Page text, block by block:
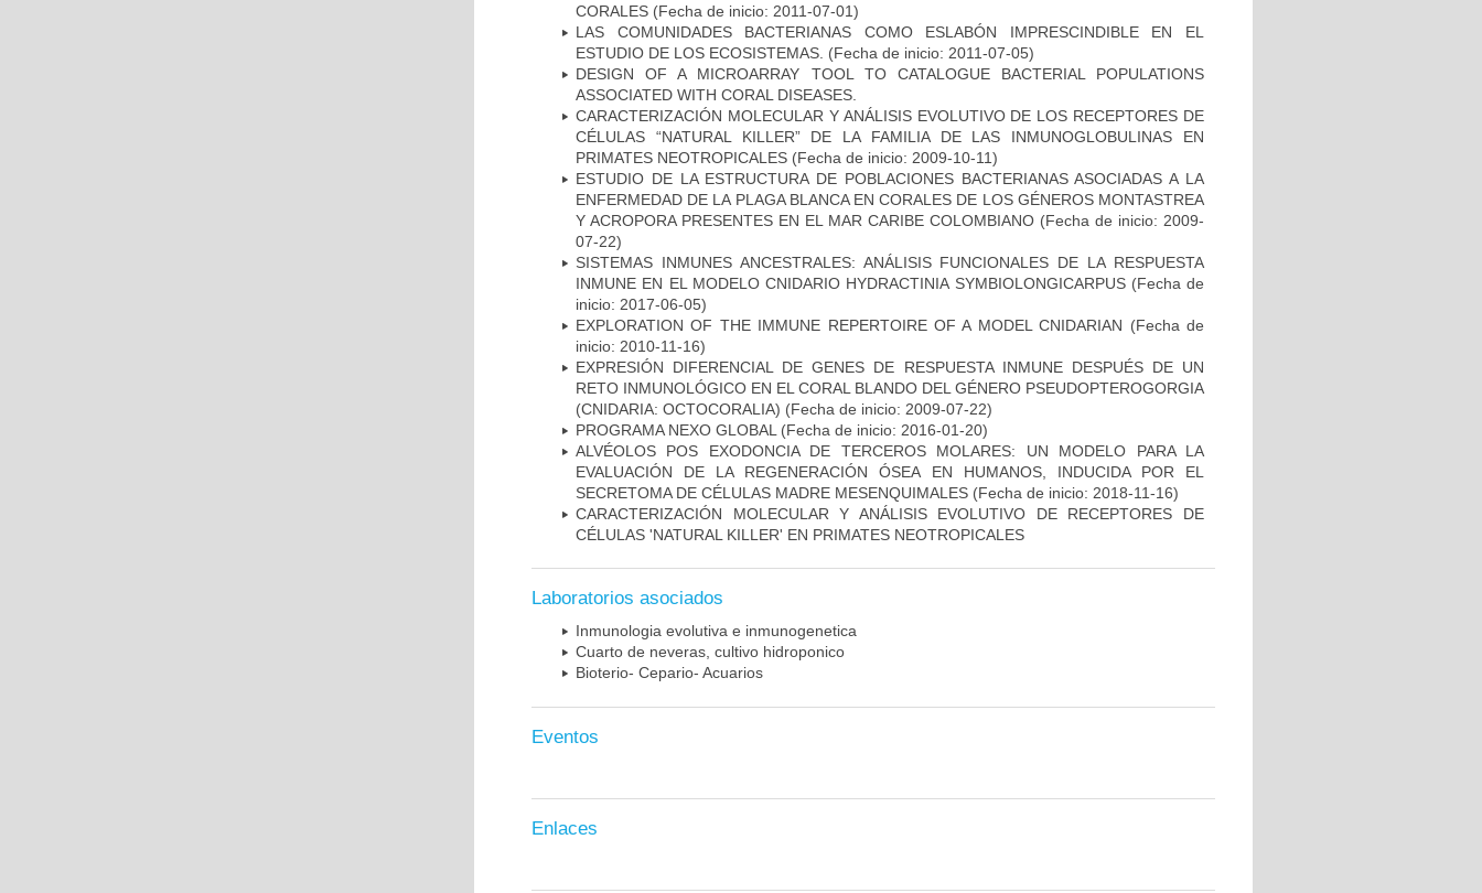
CORALES (Fecha de inicio: 2011-07-01)
LAS COMUNIDADES BACTERIANAS COMO ESLABÓN IMPRESCINDIBLE EN EL
ESTUDIO DE LOS ECOSISTEMAS. (Fecha de inicio: 2011-07-05)
DESIGN OF A MICROARRAY TOOL TO CATALOGUE BACTERIAL POPULATIONS
ASSOCIATED WITH CORAL DISEASES.
CARACTERIZACIÓN MOLECULAR Y ANÁLISIS EVOLUTIVO DE LOS RECEPTORES DE
CÉLULAS “NATURAL KILLER” DE LA FAMILIA DE LAS INMUNOGLOBULINAS EN
PRIMATES NEOTROPICALES (Fecha de inicio: 2009-10-11)
ESTUDIO DE LA ESTRUCTURA DE POBLACIONES BACTERIANAS ASOCIADAS A LA
ENFERMEDAD DE LA PLAGA BLANCA EN CORALES DE LOS GÉNEROS MONTASTREA
Y ACROPORA PRESENTES EN EL MAR CARIBE COLOMBIANO (Fecha de inicio: 2009-
07-22)
SISTEMAS INMUNES ANCESTRALES: ANÁLISIS FUNCIONALES DE LA RESPUESTA
INMUNE EN EL MODELO CNIDARIO HYDRACTINIA SYMBIOLONGICARPUS(Fecha de
inicio: 2017-06-05)
EXPLORATION OF THE IMMUNE REPERTOIRE OF A MODEL CNIDARIAN (Fecha de
inicio: 2010-11-16)
EXPRESIÓN DIFERENCIAL DE GENES DE RESPUESTA INMUNE DESPUÉS DE UN
RETO INMUNOLÓGICO EN EL CORAL BLANDO DEL GÉNERO PSEUDOPTEROGORGIA
(CNIDARIA: OCTOCORALIA) (Fecha de inicio: 2009-07-22)
PROGRAMA NEXO GLOBAL (Fecha de inicio: 2016-01-20)
ALVÉOLOS POS EXODONCIA DE TERCEROS MOLARES: UN MODELO PARA LA
EVALUACIÓN DE LA REGENERACIÓN ÓSEA EN HUMANOS, INDUCIDA POR EL
SECRETOMA DE CÉLULAS MADRE MESENQUIMALES (Fecha de inicio: 2018-11-16)
CARACTERIZACIÓN MOLECULAR Y ANÁLISIS EVOLUTIVO DE RECEPTORES DE
CÉLULAS 'NATURAL KILLER' EN PRIMATES NEOTROPICALES
Laboratorios asociados
Inmunologia evolutiva e inmunogenetica
Cuarto de neveras, cultivo hidroponico
Bioterio- Cepario- Acuarios
Eventos
Enlaces